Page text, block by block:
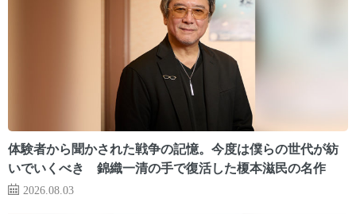
体験者から聞かされた戦争の記憶。今度は僕らの世代が紡
いでいくべき 錦織一清の手で復活した榎本滋民の名作
2026.08.03